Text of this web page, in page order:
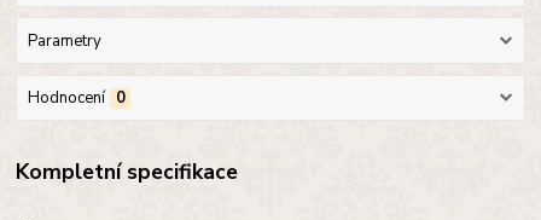
Parametry
Hodnocení 0
Kompletní specifikace